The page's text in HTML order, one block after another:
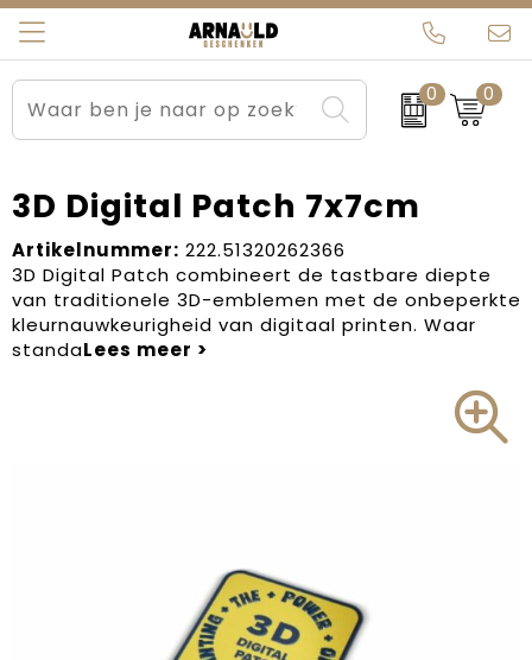
0 0
Relatiegeschenken
Sportkleding
Werkkleding
Kleding en textiel
Tassen
Beurs en Evenementen
Brievenbuspakketten
Carnaval
Dag van de Zorg
Kerstartikelen
Arnauld Kerstpakketten
MijnEigenKadootje
Ons team
Contact
Blogs
3D Digital Patch 7x7cm
Artikelnummer: 222.51320262366
3D Digital Patch combineert de tastbare diepte
van traditionele 3D-emblemen met de onbeperkte
kleurnauwkeurigheid van digitaal printen. Waar
standa